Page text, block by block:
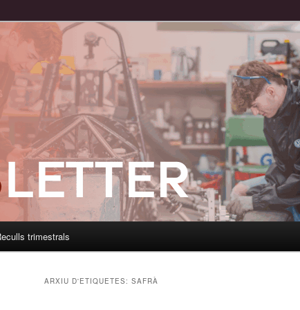
trimestrals
ARXIU D'ETIQUETES: SAFRÀ